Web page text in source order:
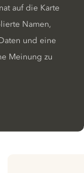
auf die Karte
Namen,
und eine
Meinung zu